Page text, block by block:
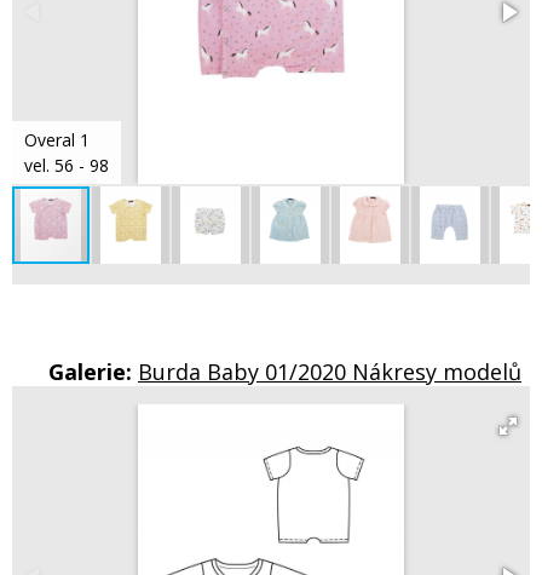
Overal 1
vel. 56 - 98
Galerie: Burda Baby 01/2020 Nákresy modelů